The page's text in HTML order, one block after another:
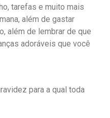
tarefas e muito mais
além de gastar
além de lembrar de que
adoráveis que você
para a qual toda